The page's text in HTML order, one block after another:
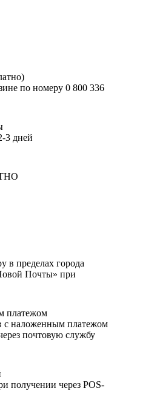
по номеру 0 800 336
3 дней
в пределах города
Почты» при
платежом
с наложенным платежом
почтовую службу
получении через POS-